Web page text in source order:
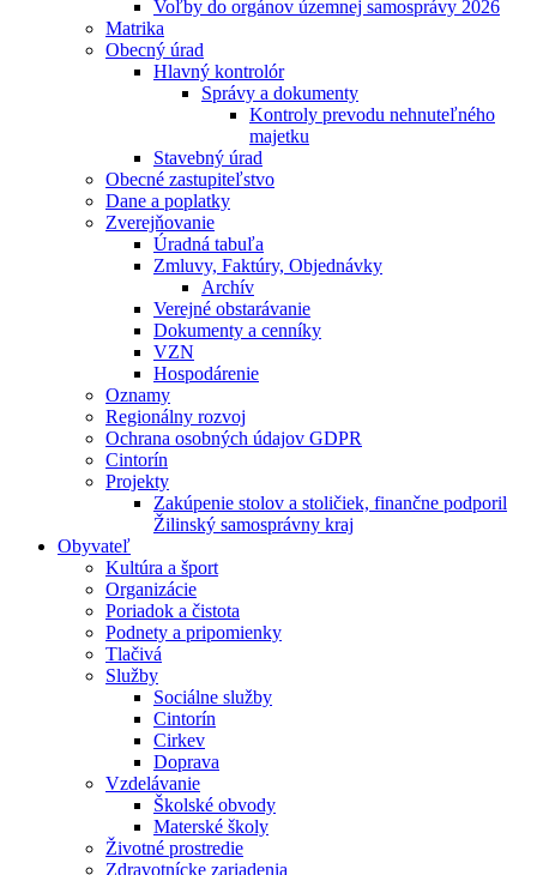
Voľby do orgánov územnej samosprávy 2026
Matrika
Obecný úrad
Hlavný kontrolór
Správy a dokumenty
Kontroly prevodu nehnuteľného
majetku
Stavebný úrad
Obecné zastupiteľstvo
Dane a poplatky
Zverejňovanie
Úradná tabuľa
Zmluvy, Faktúry, Objednávky
Archív
Verejné obstarávanie
Dokumenty a cenníky
VZN
Hospodárenie
Oznamy
Regionálny rozvoj
Ochrana osobných údajov GDPR
Cintorín
Projekty
Zakúpenie stolov a stoličiek, finančne podporil
Žilinský samosprávny kraj
Obyvateľ
Kultúra a šport
Organizácie
Poriadok a čistota
Podnety a pripomienky
Tlačivá
Služby
Sociálne služby
Cintorín
Cirkev
Doprava
Vzdelávanie
Školské obvody
Materské školy
Životné prostredie
Zdravotnícke zariadenia